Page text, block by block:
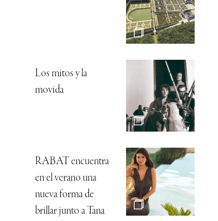
Los mitos y la
movida
RABAT encuentra
en el verano una
nueva forma de
brillar junto a Tana